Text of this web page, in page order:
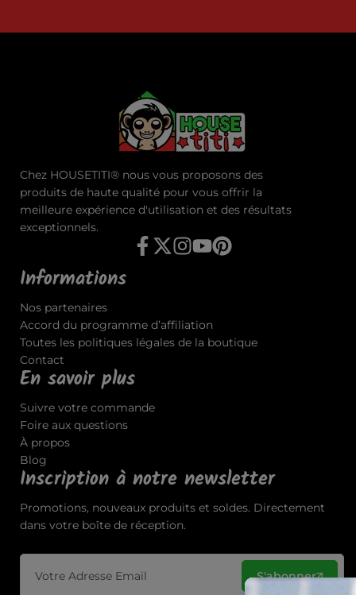
Chez HOUSETITI® nous vous proposons des
produits de haute qualité pour vous offrir la
meilleure expérience d'utilisation et des résultats
exceptionnels.
Informations
Nos partenaires
Accord du programme d’affiliation
Toutes les politiques légales de la boutique
Contact
En savoir plus
Suivre votre commande
Foire aux questions
À propos
Blog
Inscription à notre newsletter
Promotions, nouveaux produits et soldes. Directement
dans votre boîte de réception.
S'abonner